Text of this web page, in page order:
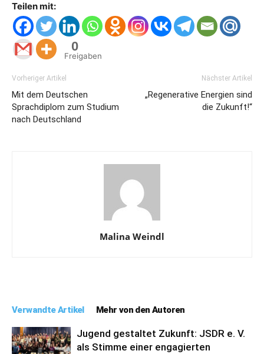
Teilen mit:
0
Freigaben
Vorheriger Artikel
Mit dem Deutschen
Sprachdiplom zum Studium
nach Deutschland
Nächster Artikel
„Regenerative Energien sind
die Zukunft!“
Malina Weindl
Verwandte Artikel Mehr von den Autoren
Jugend gestaltet Zukunft: JSDR e. V.
als Stimme einer engagierten